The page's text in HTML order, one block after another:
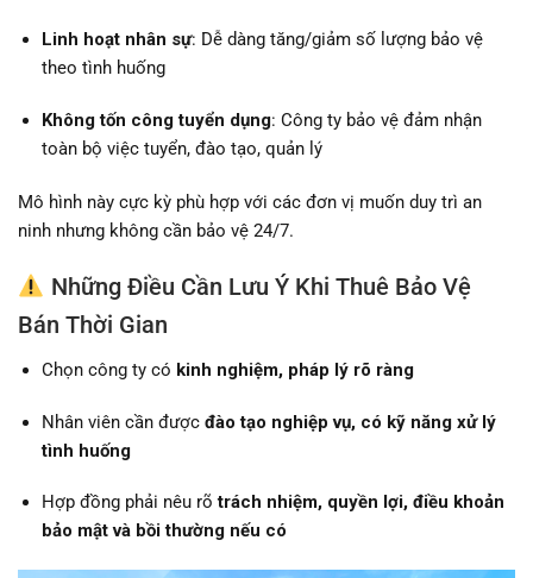
Linh hoạt nhân sự: Dễ dàng tăng/giảm số lượng bảo vệ
theo tình huống
Không tốn công tuyển dụng: Công ty bảo vệ đảm nhận
toàn bộ việc tuyển, đào tạo, quản lý
Mô hình này cực kỳ phù hợp với các đơn vị muốn duy trì an
ninh nhưng không cần bảo vệ 24/7.
Những Điều Cần Lưu Ý Khi Thuê Bảo Vệ
Bán Thời Gian
Chọn công ty có kinh nghiệm, pháp lý rõ ràng
Nhân viên cần được đào tạo nghiệp vụ, có kỹ năng xử lý
tình huống
Hợp đồng phải nêu rõtrách nhiệm, quyền lợi, điều khoản
bảo mật và bồi thường nếu có